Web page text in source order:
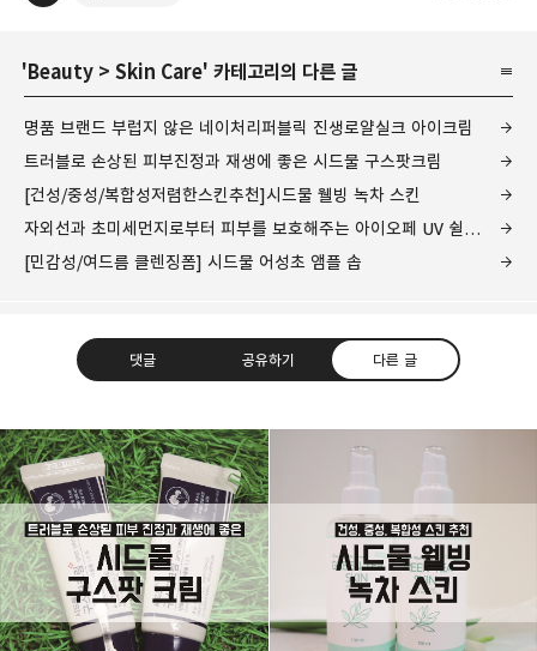
'Beauty > Skin Care' 카테고리의 다른 글
명품 브랜드 부럽지 않은 네이처리퍼블릭 진생로얄실크 아이크림
트러블로 손상된 피부진정과 재생에 좋은 시드물 구스팟크림
[건성/중성/복합성저렴한스킨추천]시드물 웰빙 녹차 스킨
자외선과 초미세먼지로부터 피부를 보호해주는 아이오페 UV 쉴드 라인 선크림 2종 비교
[민감성/여드름 클렌징폼] 시드물 어성초 앰플 솝
댓글 공유하기 다른 글
그녀는 예뻤다
몸도 마음도 모두 예뻐지기 위한 그녀의 영혼을 갈아만든
블로그
구독하기
구독하기 카카오톡 라인